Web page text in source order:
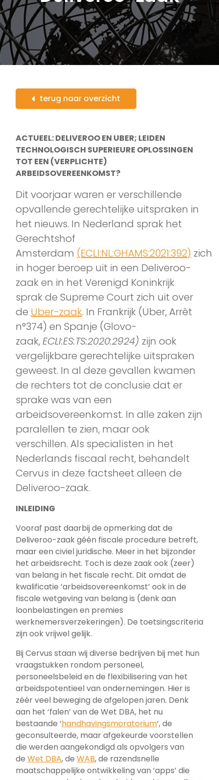
terug naar overzicht
ACTUEEL: DELIVEROO EN UBER; LEIDEN
TECHNOLOGISCH SUPERIEURE OPLOSSINGEN
TOT EEN (VERPLICHTE)
ARBEIDSOVEREENKOMST?
Dit voorjaar waren er verschillende
opvallende gerechtelijke uitspraken in
het nieuws. In Nederland sprak het
Gerechtshof
Amsterdam (ECLI:NL:GHAMS:2021:392) zich
in hoger beroep uit in een Deliveroo-
zaak en in het Verenigd Koninkrijk
sprak de Supreme Court zich uit over
de Uber-zaak. In Frankrijk (Uber, Arrêt
n°374) en Spanje (Glovo-
zaak,ECLI:ES:TS:2020:2924) zijn ook
vergelijkbare gerechtelijke uitspraken
geweest. In al deze gevallen kwamen
de rechters tot de conclusie dat er
sprake was van een
arbeidsovereenkomst. In alle zaken zijn
paralellen te zien, maar ook
verschillen. Als specialisten in het
Nederlands fiscaal recht, behandelt
Cervus in deze factsheet alleen de
Deliveroo-zaak.
INLEIDING
Vooraf past daarbij de opmerking dat de
Deliveroo-zaak géén fiscale procedure betreft,
maar een civiel juridische. Meer in het bijzonder
het arbeidsrecht. Toch is deze zaak ook (zeer)
van belang in het fiscale recht. Dit omdat de
kwalificatie ‘arbeidsovereenkomst’ ook in de
fiscale wetgeving van belang is (denk aan
loonbelastingen en premies
werknemersverzekeringen). De toetsingscriteria
zijn ook vrijwel gelijk.
Bij Cervus staan wij diverse bedrijven bij met hun
vraagstukken rondom personeel,
personeelsbeleid en de flexibilisering van het
arbeidspotentieel van ondernemingen. Hier is
zéér veel beweging de afgelopen jaren. Denk
aan het ‘falen’ van de Wet DBA, het nu
bestaande ‘handhavingsmoratorium‘, de
geconsulteerde, maar afgekeurde voorstellen
die werden aangekondigd als opvolgers van
de Wet DBA, de WAB, de razendsnelle
maatschappelijke ontwikkeling van ‘apps’ die